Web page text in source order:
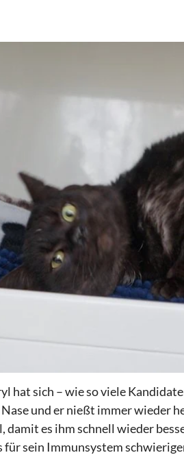
hat sich – wie so viele
und er nießt immer wieder
damit es ihm schnell wieder
für sein Immunsystem